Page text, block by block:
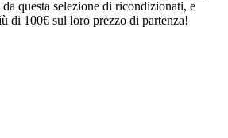
questa selezione di ricondizionati, e
di 100€ sul loro prezzo di partenza!